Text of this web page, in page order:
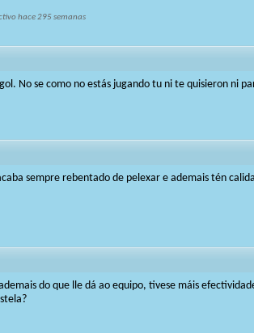
hace 295 semanas
No se como no estás jugando tu ni te quisieron ni
sempre rebentado de pelexar e ademais tén
do que lle dá ao equipo, tivese máis